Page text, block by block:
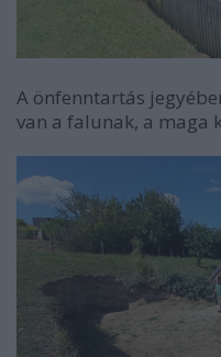
A önfenntartás
van a falunak, a maga